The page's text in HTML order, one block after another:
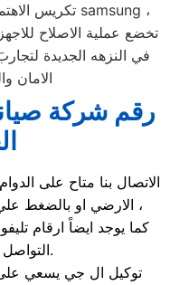
تكريس الاهتمام والعناية الفائقة بعملاء منتجات samsung ،
تخضع عملية الاصلاح
في النزهه الجديدة
الامان
رقم شركة
الاتصال بنا متاح على
الارضي او بالضغط علي ايقونة الهاتف ثم الاتصال ،
كما يوجد ايضاً ارقام
التواصل مع عملائنا.
توكيل ال جي يسعي على